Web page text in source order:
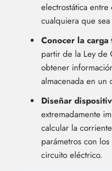
electrostática
cualquiera que
Conocer la
partir de la Ley de
obtener
almacenada en un
Diseñar
extremadamente
calcular la
parámetros con
circuito eléctrico.